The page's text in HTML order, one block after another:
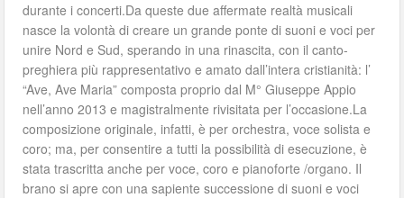
durante i concerti.Da queste due affermate realtà musicali
nasce la volontà di creare un grande ponte di suoni e voci per
unire Nord e Sud, sperando in una rinascita, con il canto-
preghiera più rappresentativo e amato dall’intera cristianità: l’
“Ave, Ave Maria” composta proprio dal M° Giuseppe Appio
nell’anno 2013 e magistralmente rivisitata per l’occasione.La
composizione originale, infatti, è per orchestra, voce solista e
coro; ma, per consentire a tutti la possibilità di esecuzione, è
stata trascritta anche per voce, coro e pianoforte /organo. Il
brano si apre con una sapiente successione di suoni e voci